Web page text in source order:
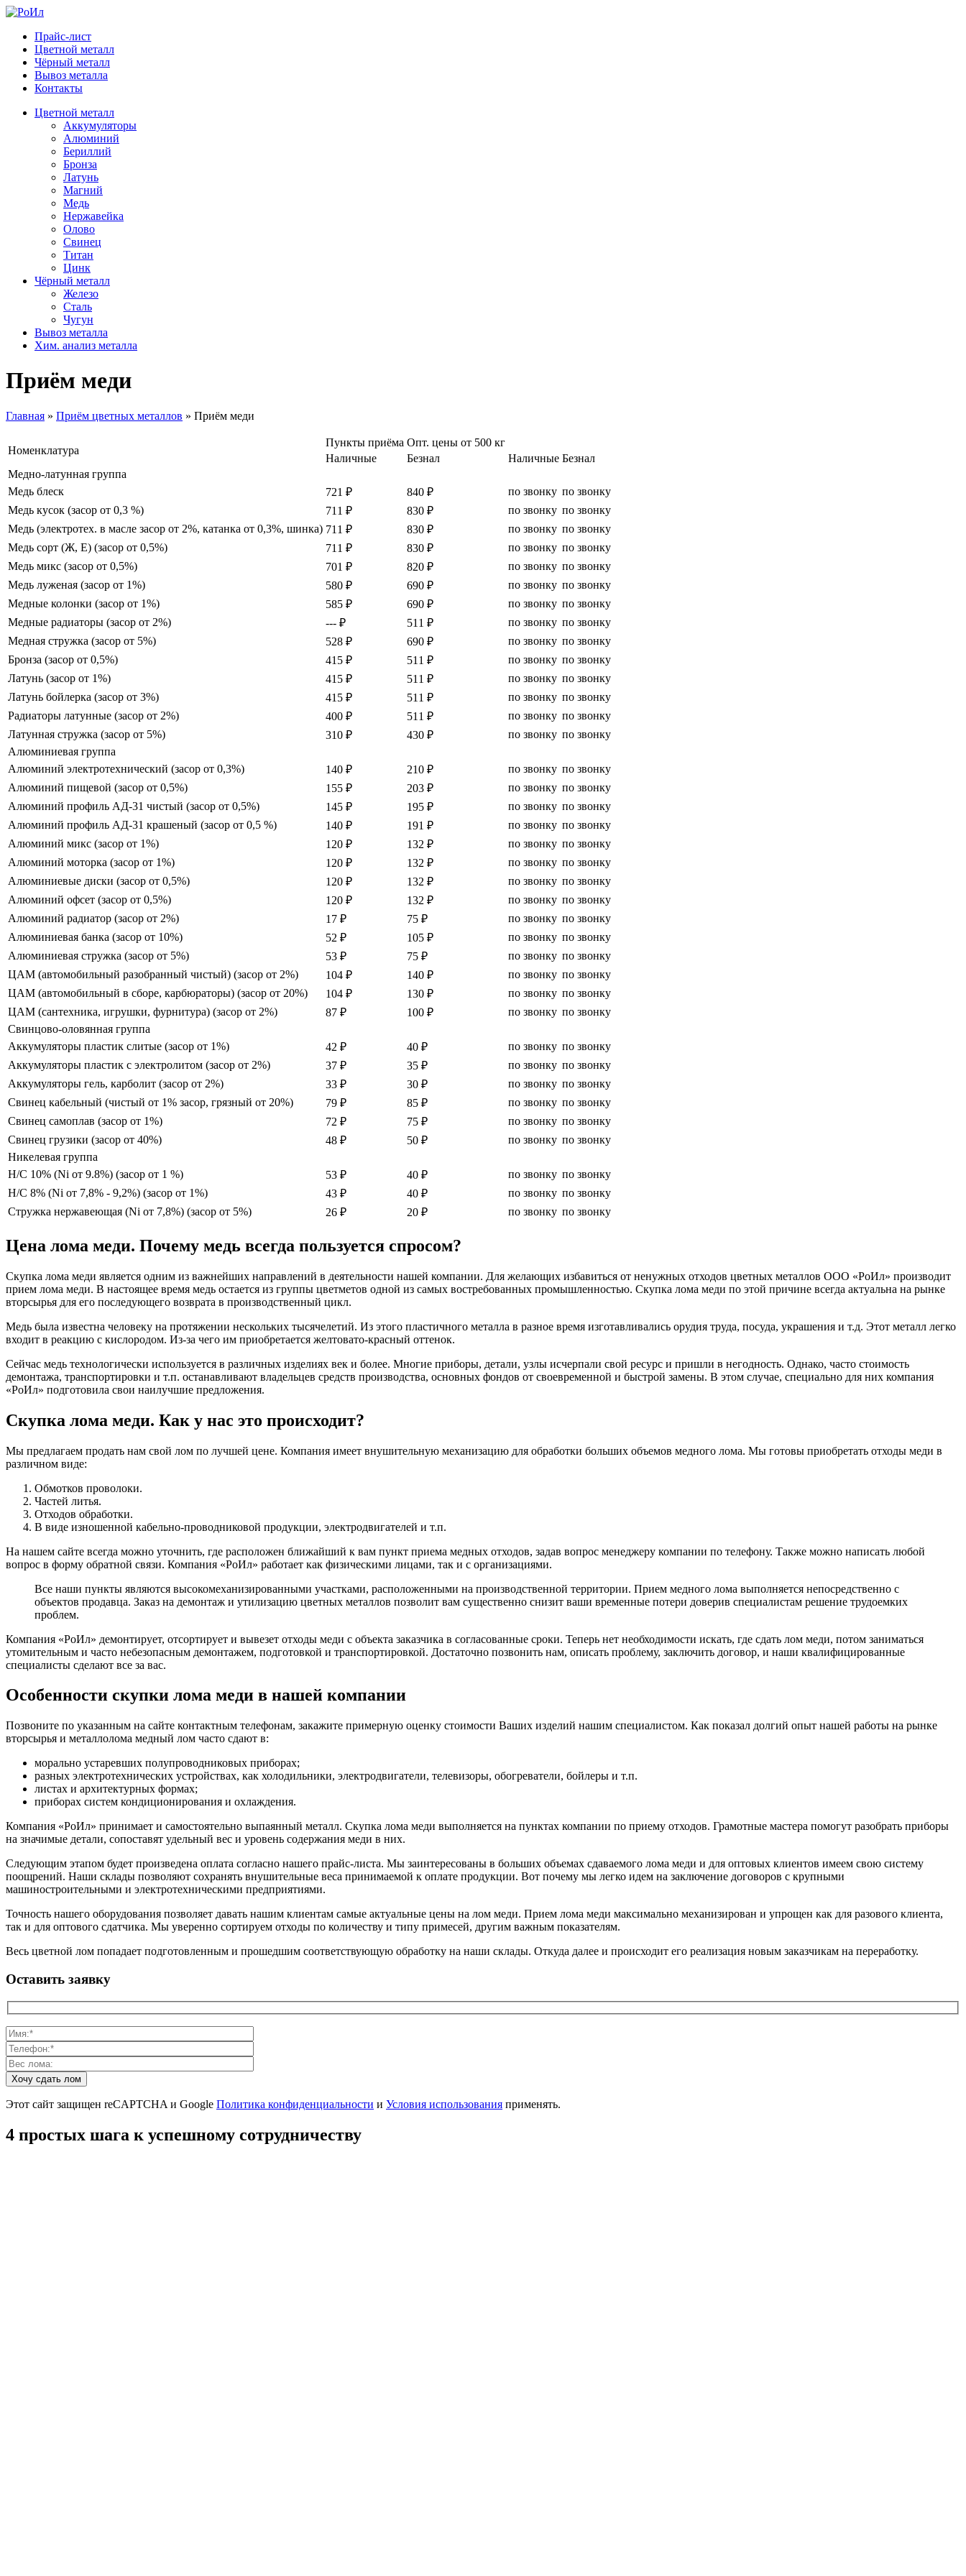
Прайс-лист
Цветной металл
Чёрный металл
Вывоз металла
Контакты
Цветной металл
Аккумуляторы
Алюминий
Бериллий
Бронза
Латунь
Магний
Медь
Нержавейка
Олово
Свинец
Титан
Цинк
Чёрный металл
Железо
Сталь
Чугун
Вывоз металла
Хим. анализ металла
Приём меди
Главная » Приём цветных металлов » Приём меди
Номенклатура
Пункты приёма Опт. цены от 500 кг
Наличные
Безнал Наличные Безнал
Медно-латунная группа
Медь блеск
721 ₽ 840 ₽ по звонку по звонку
Медь кусок (засор от 0,3 %)
711 ₽ 830 ₽ по звонку по звонку
Медь (электротех. в масле засор от 2%, катанка от 0,3%, шинка) 711 ₽ 830 ₽ по звонку по звонку
Медь сорт (Ж, Е) (засор от 0,5%)
711 ₽ 830 ₽ по звонку по звонку
Медь микс (засор от 0,5%)
701 ₽ 820 ₽ по звонку по звонку
Медь луженая (засор от 1%)
580 ₽ 690 ₽ по звонку по звонку
Медные колонки (засор от 1%)
585 ₽ 690 ₽ по звонку по звонку
Медные радиаторы (засор от 2%)
--- ₽ 511 ₽ по звонку по звонку
Медная стружка (засор от 5%)
528 ₽ 690 ₽ по звонку по звонку
Бронза (засор от 0,5%)
415 ₽ 511 ₽ по звонку по звонку
Латунь (засор от 1%)
415 ₽ 511 ₽ по звонку по звонку
Латунь бойлерка (засор от 3%)
415 ₽ 511 ₽ по звонку по звонку
Радиаторы латунные (засор от 2%)
400 ₽ 511 ₽ по звонку по звонку
Латунная стружка (засор от 5%)
310 ₽ 430 ₽ по звонку по звонку
Алюминиевая группа
Алюминий электротехнический (засор от 0,3%)
140 ₽ 210 ₽ по звонку по звонку
Алюминий пищевой (засор от 0,5%)
155 ₽ 203 ₽ по звонку по звонку
Алюминий профиль АД-31 чистый (засор от 0,5%)
145 ₽ 195 ₽ по звонку по звонку
Алюминий профиль АД-31 крашеный (засор от 0,5 %)
140 ₽ 191 ₽ по звонку по звонку
Алюминий микс (засор от 1%)
120 ₽ 132 ₽ по звонку по звонку
Алюминий моторка (засор от 1%)
120 ₽ 132 ₽ по звонку по звонку
Алюминиевые диски (засор от 0,5%)
120 ₽ 132 ₽ по звонку по звонку
Алюминий офсет (засор от 0,5%)
120 ₽ 132 ₽ по звонку по звонку
Алюминий радиатор (засор от 2%)
17 ₽ 75 ₽ по звонку по звонку
Алюминиевая банка (засор от 10%)
52 ₽ 105 ₽ по звонку по звонку
Алюминиевая стружка (засор от 5%)
53 ₽ 75 ₽ по звонку по звонку
ЦАМ (автомобильный разобранный чистый) (засор от 2%)
104 ₽ 140 ₽ по звонку по звонку
ЦАМ (автомобильный в сборе, карбюраторы) (засор от 20%)
104 ₽ 130 ₽ по звонку по звонку
ЦАМ (сантехника, игрушки, фурнитура) (засор от 2%)
87 ₽ 100 ₽ по звонку по звонку
Свинцово-оловянная группа
Аккумуляторы пластик слитые (засор от 1%)
42 ₽ 40 ₽ по звонку по звонку
Аккумуляторы пластик с электролитом (засор от 2%)
37 ₽ 35 ₽ по звонку по звонку
Аккумуляторы гель, карболит (засор от 2%)
33 ₽ 30 ₽ по звонку по звонку
Свинец кабельный (чистый от 1% засор, грязный от 20%)
79 ₽ 85 ₽ по звонку по звонку
Свинец самоплав (засор от 1%)
72 ₽ 75 ₽ по звонку по звонку
Свинец грузики (засор от 40%)
48 ₽ 50 ₽ по звонку по звонку
Никелевая группа
Н/С 10% (Ni от 9.8%) (засор от 1 %)
53 ₽ 40 ₽ по звонку по звонку
Н/С 8% (Ni от 7,8% - 9,2%) (засор от 1%)
43 ₽ 40 ₽ по звонку по звонку
Стружка нержавеющая (Ni от 7,8%) (засор от 5%)
26 ₽ 20 ₽ по звонку по звонку
Цена лома меди. Почему медь всегда пользуется спросом?
Скупка лома меди является одним из важнейших направлений в деятельности нашей компании. Для желающих избавиться от ненужных отходов цветных металлов ООО «РоИл» производит
прием лома меди. В настоящее время медь остается из группы цветметов одной из самых востребованных промышленностью. Скупка лома меди по этой причине всегда актуальна на рынке
вторсырья для его последующего возврата в производственный цикл.
Медь была известна человеку на протяжении нескольких тысячелетий. Из этого пластичного металла в разное время изготавливались орудия труда, посуда, украшения и т.д. Этот металл легко
входит в реакцию с кислородом. Из-за чего им приобретается желтовато-красный оттенок.
Сейчас медь технологически используется в различных изделиях век и более. Многие приборы, детали, узлы исчерпали свой ресурс и пришли в негодность. Однако, часто стоимость
демонтажа, транспортировки и т.п. останавливают владельцев средств производства, основных фондов от своевременной и быстрой замены. В этом случае, специально для них компания
«РоИл» подготовила свои наилучшие предложения.
Скупка лома меди. Как у нас это происходит?
Мы предлагаем продать нам свой лом по лучшей цене. Компания имеет внушительную механизацию для обработки больших объемов медного лома. Мы готовы приобретать отходы меди в
различном виде:
Обмотков проволоки.
Частей литья.
Отходов обработки.
В виде изношенной кабельно-проводниковой продукции, электродвигателей и т.п.
На нашем сайте всегда можно уточнить, где расположен ближайший к вам пункт приема медных отходов, задав вопрос менеджеру компании по телефону. Также можно написать любой
вопрос в форму обратной связи. Компания «РоИл» работает как физическими лицами, так и с организациями.
Все наши пункты являются высокомеханизированными участками, расположенными на производственной территории. Прием медного лома выполняется непосредственно с
объектов продавца. Заказ на демонтаж и утилизацию цветных металлов позволит вам существенно снизит ваши временные потери доверив специалистам решение трудоемких
проблем.
Компания «РоИл» демонтирует, отсортирует и вывезет отходы меди с объекта заказчика в согласованные сроки. Теперь нет необходимости искать, где сдать лом меди, потом заниматься
утомительным и часто небезопасным демонтажем, подготовкой и транспортировкой. Достаточно позвонить нам, описать проблему, заключить договор, и наши квалифицированные
специалисты сделают все за вас.
Особенности скупки лома меди в нашей компании
Позвоните по указанным на сайте контактным телефонам, закажите примерную оценку стоимости Ваших изделий нашим специалистом. Как показал долгий опыт нашей работы на рынке
вторсырья и металлолома медный лом часто сдают в:
морально устаревших полупроводниковых приборах;
разных электротехнических устройствах, как холодильники, электродвигатели, телевизоры, обогреватели, бойлеры и т.п.
листах и архитектурных формах;
приборах систем кондиционирования и охлаждения.
Компания «РоИл» принимает и самостоятельно выпаянный металл. Скупка лома меди выполняется на пунктах компании по приему отходов. Грамотные мастера помогут разобрать приборы
на значимые детали, сопоставят удельный вес и уровень содержания меди в них.
Следующим этапом будет произведена оплата согласно нашего прайс-листа. Мы заинтересованы в больших объемах сдаваемого лома меди и для оптовых клиентов имеем свою систему
поощрений. Наши склады позволяют сохранять внушительные веса принимаемой к оплате продукции. Вот почему мы легко идем на заключение договоров с крупными
машиностроительными и электротехническими предприятиями.
Точность нашего оборудования позволяет давать нашим клиентам самые актуальные цены на лом меди. Прием лома меди максимально механизирован и упрощен как для разового клиента,
так и для оптового сдатчика. Мы уверенно сортируем отходы по количеству и типу примесей, другим важным показателям.
Весь цветной лом попадает подготовленным и прошедшим соответствующую обработку на наши склады. Откуда далее и происходит его реализация новым заказчикам на переработку.
Оставить заявку
Этот сайт защищен reCAPTCHA и Google Политика конфиденциальности и Условия использования применять.
4 простых шага к успешному сотрудничеству